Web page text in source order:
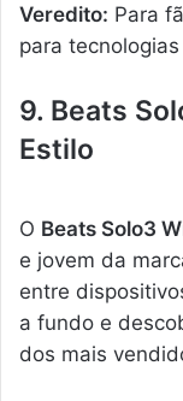
Veredito: Para
para
9. Beats
Estilo
O Beats Solo3
e jovem da
entre
a fundo e
dos mais